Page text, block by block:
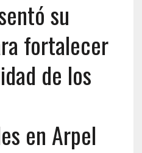
su
fortalecer
de los
en Arpel